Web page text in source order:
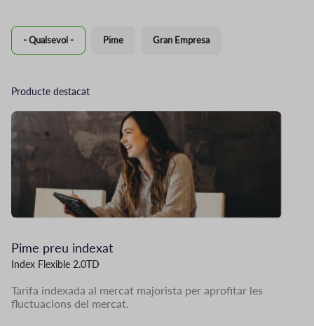
- Qualsevol - Pime Gran Empresa
Producte destacat
Imatge
Pime preu indexat
Index Flexible 2.0TD
Tarifa indexada al mercat majorista per aprofitar les
fluctuacions del mercat.